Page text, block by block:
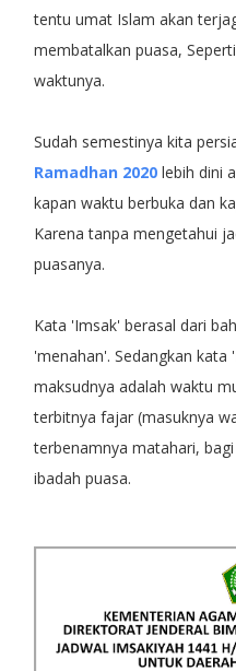
tentu umat Islam akan
membatalkan puasa,
waktunya.
Sudah semestinya kita
Ramadhan 2020lebih dini
kapan waktu berbuka dan
Karena tanpa mengetahui
puasanya.
Kata 'Imsak' berasal dari
'menahan'. Sedangkan kata
maksudnya adalah waktu
terbitnya fajar (masuknya
terbenamnya matahari,
ibadah puasa.